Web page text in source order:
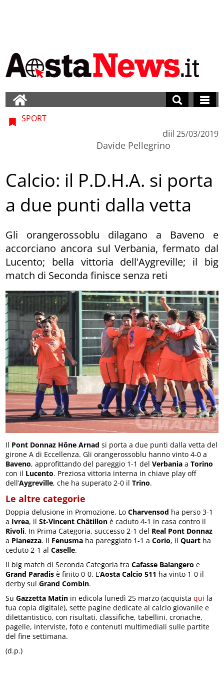
SPORT
di
Davide Pellegrino
il 25/03/2019
Calcio: il P.D.H.A. si porta
a due punti dalla vetta
Gli orangerossoblu dilagano a Baveno e
accorciano ancora sul Verbania, fermato dal
Lucento; bella vittoria dell'Aygreville; il big
match di Seconda finisce senza reti
Il Pont Donnaz Hône Arnad si porta a due punti dalla vetta del
girone A di Eccellenza. Gli orangerossoblu hanno vinto 4-0 a
Baveno, approfittando del pareggio 1-1 delVerbania aTorino
con il Lucento. Preziosa vittoria interna in chiave play off
dell’Aygreville, che ha superato 2-0 ilTrino.
Le altre categorie
Doppia delusione in Promozione. LoCharvensod ha perso 3-1
a Ivrea, ilSt-Vincent Châtillon è caduto 4-1 in casa contro il
Rivoli. In Prima Categoria, successo 2-1 del Real Pont Donnaz
a Pianezza. Il Fenusma ha pareggiato 1-1 aCorio, ilQuart ha
ceduto 2-1 alCaselle.
Il big match di Seconda Categoria traCafasse Balangero e
Grand Paradis è finito 0-0. L’Aosta Calcio 511 ha vinto 1-0 il
derby sulGrand Combin.
SuGazzetta Matin in edicola lunedì 25 marzo (acquistaqui la
tua copia digitale), sette pagine dedicate al calcio giovanile e
dilettantistico, con risultati, classifiche, tabellini, cronache,
pagelle, interviste, foto e contenuti multimediali sulle partite
del fine settimana.
(d.p.)